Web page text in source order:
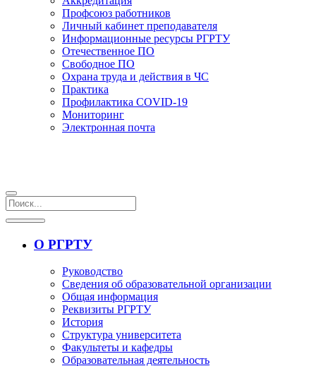
Профсоюз работников
Личный кабинет преподавателя
Информационные ресурсы РГРТУ
Отечественное ПО
Свободное ПО
Охрана труда и действия в ЧС
Практика
Профилактика COVID-19
Мониторинг
Электронная почта
О РГРТУ
Руководство
Сведения об образовательной организации
Общая информация
Реквизиты РГРТУ
История
Структура университета
Факультеты и кафедры
Образовательная деятельность